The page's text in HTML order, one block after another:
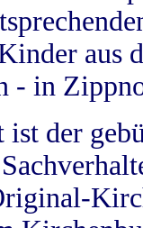
aus
- in
der